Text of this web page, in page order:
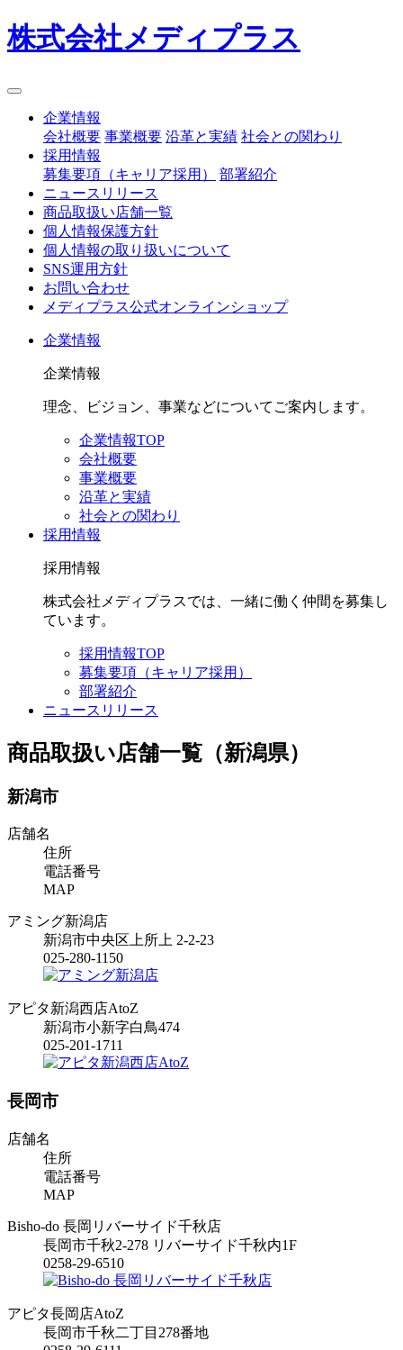
株式会社メディプラス
企業情報
会社概要 事業概要 沿革と実績 社会との関わり
採用情報
募集要項（キャリア採用）
部署紹介
ニュースリリース
商品取扱い店舗一覧
個人情報保護方針
個人情報の取り扱いについて
SNS運用方針
お問い合わせ
メディプラス公式オンラインショップ
企業情報
企業情報
理念、ビジョン、事業などについてご案内します。
企業情報TOP
会社概要
事業概要
沿革と実績
社会との関わり
採用情報
採用情報
株式会社メディプラスでは、一緒に働く仲間を募集し
ています。
採用情報TOP
募集要項（キャリア採用）
部署紹介
ニュースリリース
商品取扱い店舗一覧（新潟県）
新潟市
店舗名
住所
電話番号
MAP
アミング新潟店
新潟市中央区上所上 2-2-23
025-280-1150
アピタ新潟西店AtoZ
新潟市小新字白鳥474
025-201-1711
長岡市
店舗名
住所
電話番号
MAP
Bisho-do 長岡リバーサイド千秋店
長岡市千秋2-278 リバーサイド千秋内1F
0258-29-6510
アピタ長岡店AtoZ
長岡市千秋二丁目278番地